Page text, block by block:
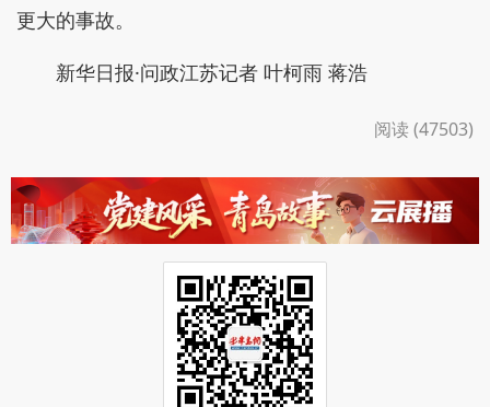
更大的事故。
新华日报·问政江苏记者 叶柯雨 蒋浩
阅读 (47503)